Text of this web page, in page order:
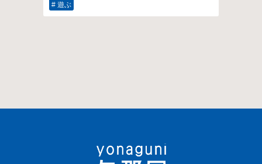
# 遊ぶ